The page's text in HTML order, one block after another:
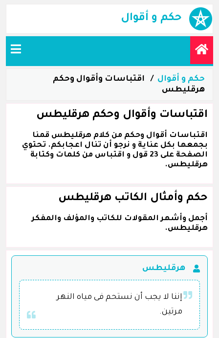
حكم و أقوال
حكم و أقوال
اقتباسات وأقوال وحكم
هرقليطس
اقتباسات وأقوال وحكم هرقليطس
اقتباسات أقوال وحكم من كلام هرقليطس قمنا
بجمعها بكل عناية و نرجو أن تنال اعجابكم. تحتوي
الصفحة على 23 قول و اقتباس من كلمات وكتابة
هرقليطس.
حكم وأمثال الكاتب هرقليطس
أجمل وأشهر المقولات للكاتب والمؤلف والمفكر
هرقليطس.
هرقليطس
إننا لا يجب أن نستحم فى مياه النهر
مرتين.